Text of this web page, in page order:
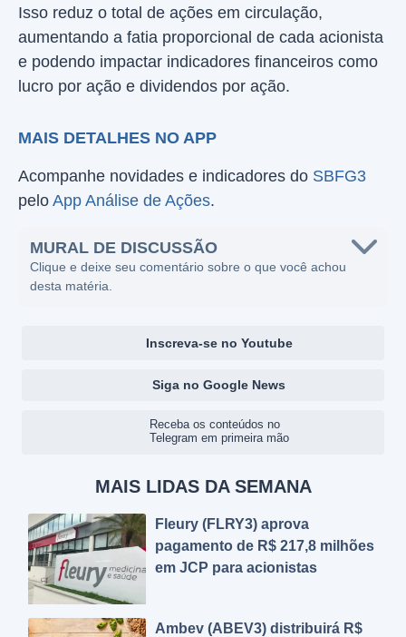
Isso reduz o total de ações em circulação,
aumentando a fatia proporcional de cada acionista
e podendo impactar indicadores financeiros como
lucro por ação e dividendos por ação.
MAIS DETALHES NO APP
Acompanhe novidades e indicadores do SBFG3
pelo App Análise de Ações.
MURAL DE DISCUSSÃO
Clique e deixe seu comentário sobre o que você achou
desta matéria.
Inscreva-se no Youtube
Siga no Google News
Receba os conteúdos no
Telegram em primeira mão
MAIS LIDAS DA SEMANA
Fleury (FLRY3) aprova
pagamento de R$ 217,8 milhões
em JCP para acionistas
Ambev (ABEV3) distribuirá R$